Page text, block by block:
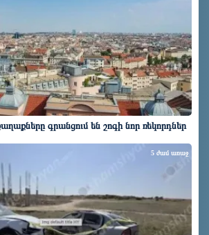
գրանցում են շոգի նոր ռեկորդներ
5 ժամ առաջ